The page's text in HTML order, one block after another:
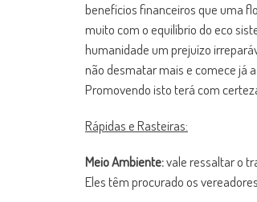
benefícios financeiros que uma
muito com o equilíbrio do eco
humanidade um prejuízo
não desmatar mais e comece já
Promovendo isto terá com
Rápidas e Rasteiras:
Meio Ambiente:vale ressaltar o
Eles têm procurado os